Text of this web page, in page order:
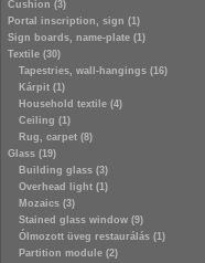
Cushion (3)
Portal inscription, sign (1)
Sign boards, name-plate (1)
Textile (30)
Tapestries, wall-hangings (16)
Kárpit (1)
Household textile (4)
Ceiling (1)
Rug, carpet (8)
Glass (19)
Building glass (3)
Overhead light (1)
Mozaics (3)
Stained glass window (9)
Ólmozott üveg restaurálás (1)
Partition module (2)